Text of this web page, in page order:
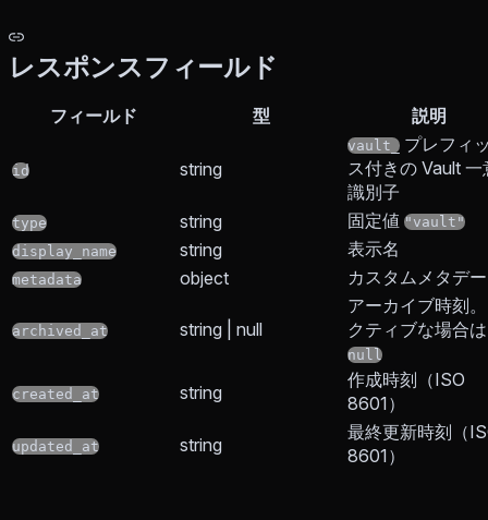
レスポンスフィールド
フィールド 型 説明
id string
vault_ プレフィ
ス付きの Vault 一
識別子
type string 固定値 "vault"
display_name
string 表示名
metadata object カスタムメタデ
archived_at string | null
アーカイブ時刻
クティブな場合は
null
created_at string
作成時刻（ISO
8601）
updated_at string
最終更新時刻（
8601）